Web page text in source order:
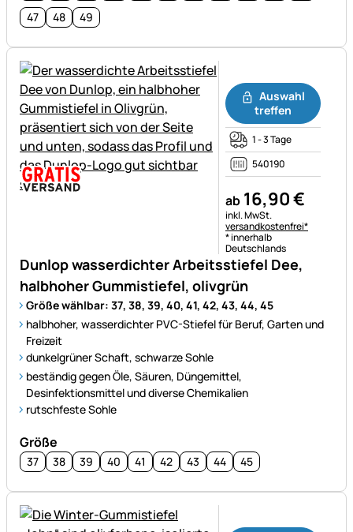
47
48 49
Dunlop wasserdichter Arbeitsstiefel Dee,
halbhoher Gummistiefel, olivgrün
Größe wählbar: 37, 38, 39, 40, 41, 42, 43, 44, 45
halbhoher, wasserdichter PVC-Stiefel für Beruf, Garten und
Freizeit
dunkelgrüner Schaft, schwarze Sohle
beständig gegen Öle, Säuren, Düngemittel,
Desinfektionsmittel und diverse Chemikalien
rutschfeste Sohle
Größe
37 38 39 40 41 42 43 44 45
Auswahl
treffen
1 - 3 Tage
540190
ab 16,90€
Steuerhinweis:
inkl. MwSt.
versandkostenfrei*
* innerhalb
Deutschlands